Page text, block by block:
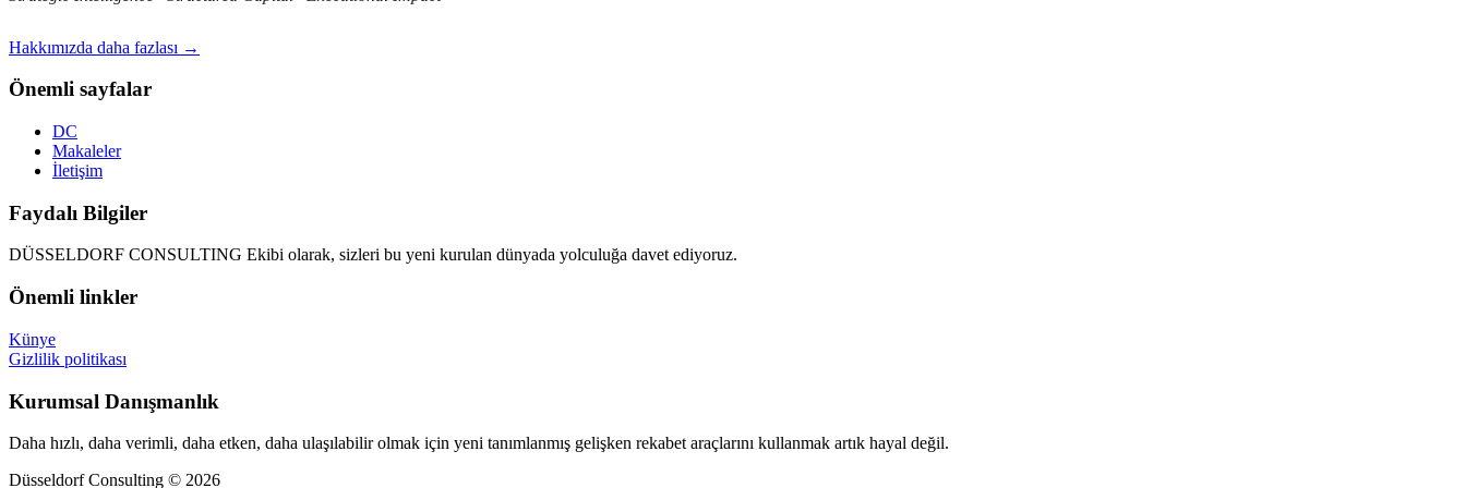
Hakkımızda daha fazlası →
Önemli sayfalar
DC
Makaleler
İletişim
Faydalı Bilgiler
DÜSSELDORF CONSULTING Ekibi olarak, sizleri bu yeni kurulan dünyada yolculuğa davet ediyoruz.
Önemli linkler
Künye
Gizlilik politikası
Kurumsal Danışmanlık
Daha hızlı, daha verimli, daha etken, daha ulaşılabilir olmak için yeni tanımlanmış gelişken rekabet araçlarını kullanmak artık hayal değil.
Düsseldorf Consulting © 2026